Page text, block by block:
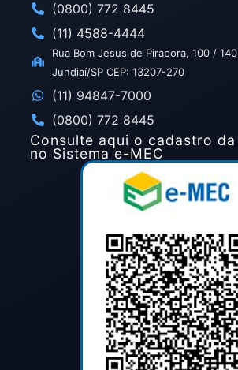
(0800) 772 8445
(11) 4588-4444
Rua Bom Jesus de Pirapora, 100 /
Jundiaí/SP CEP: 13207-270
(11) 94847-7000
(0800) 772 8445
Consulte aqui o cadastro
no Sistema e-MEC